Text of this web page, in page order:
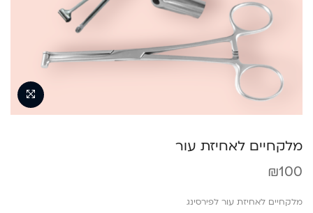
מלקחיים לאחיזת עור
₪100
מלקחיים לאחיזת עור לפירסינג